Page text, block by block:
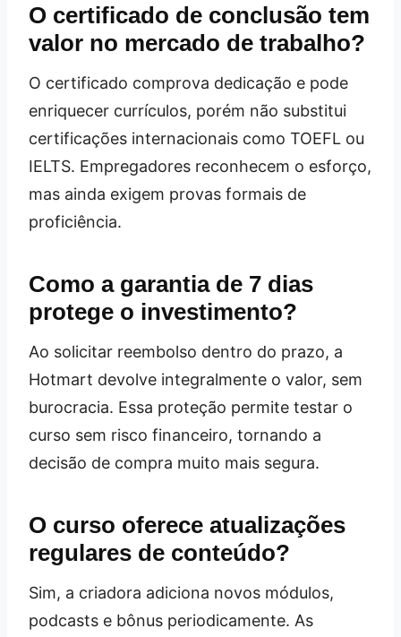
O certificado de conclusão tem
valor no mercado de trabalho?
O certificado comprova dedicação e pode
enriquecer currículos, porém não substitui
certificações internacionais como TOEFL ou
IELTS. Empregadores reconhecem o esforço,
mas ainda exigem provas formais de
proficiência.
Como a garantia de 7 dias
protege o investimento?
Ao solicitar reembolso dentro do prazo, a
Hotmart devolve integralmente o valor, sem
burocracia. Essa proteção permite testar o
curso sem risco financeiro, tornando a
decisão de compra muito mais segura.
O curso oferece atualizações
regulares de conteúdo?
Sim, a criadora adiciona novos módulos,
podcasts e bônus periodicamente. As